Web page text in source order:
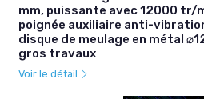
mm, puissante avec 12000 tr/
poignée auxiliaire anti-
disque de meulage en métal
gros travaux
Voir le détail